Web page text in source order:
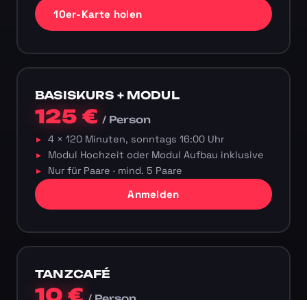
10er-Karte holen
BASISKURS + MODUL
125 €/ Person
4 × 120 Minuten, sonntags 16:00 Uhr
Modul Hochzeit oder Modul Aufbau inklusive
Nur für Paare · mind. 5 Paare
Anmelden
TANZCAFÉ